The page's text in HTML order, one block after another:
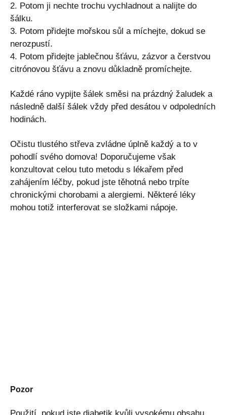
2. Potom ji nechte trochu vychladnout a nalijte do
šálku.
3. Potom přidejte mořskou sůl a míchejte, dokud se
nerozpustí.
4. Potom přidejte jablečnou šťávu, zázvor a čerstvou
citrónovou šťávu a znovu důkladně promíchejte.
Každé ráno vypijte šálek směsi na prázdný žaludek a
následně další šálek vždy před desátou v odpoledních
hodinách.
Očistu tlustého střeva zvládne úplně každý a to v
pohodlí svého domova! Doporučujeme však
konzultovat celou tuto metodu s lékařem před
zahájením léčby, pokud jste těhotná nebo trpíte
chronickými chorobami a alergiemi. Některé léky
mohou totiž interferovat se složkami nápoje.
Pozor
Použití, pokud jste diabetik kvůli vysokému obsahu